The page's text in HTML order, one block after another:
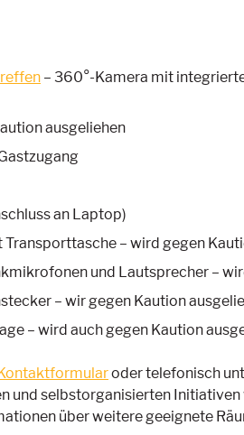
– 360°-Kamera mit
ausgeliehen
an Laptop)
– wird gegen
und Lautsprecher –
– wir gegen Kaution
– wird auch gegen Kaution
oder telefonisch
und selbstorganisierten
über weitere geeignete